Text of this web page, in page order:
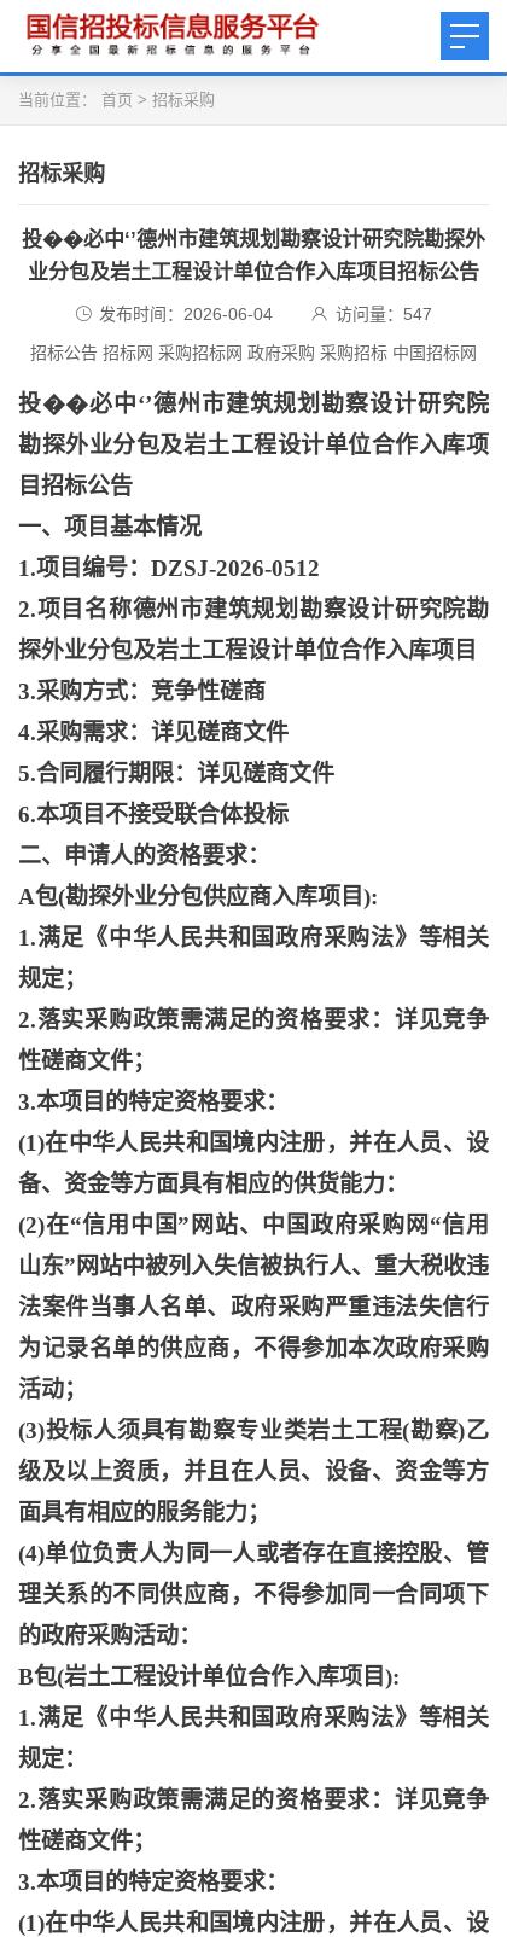
当前位置： 首页 > 招标采购
招标采购
投��必中‘’德州市建筑规划勘察设计研究院勘探外
业分包及岩土工程设计单位合作入库项目招标公告
发布时间：2026-06-04 访问量： 547
招标公告 招标网 采购招标网 政府采购 采购招标 中国招标网
投��必中‘’德州市建筑规划勘察设计研究院
勘探外业分包及岩土工程设计单位合作入库项
目招标公告
一、项目基本情况
1.项目编号：DZSJ-2026-0512
2.项目名称德州市建筑规划勘察设计研究院勘
探外业分包及岩土工程设计单位合作入库项目
3.采购方式：竞争性磋商
4.采购需求：详见磋商文件
5.合同履行期限：详见磋商文件
6.本项目不接受联合体投标
二、申请人的资格要求：
A包(勘探外业分包供应商入库项目):
1.满足《中华人民共和国政府采购法》等相关
规定；
2.落实采购政策需满足的资格要求：详见竞争
性磋商文件；
3.本项目的特定资格要求：
(1)在中华人民共和国境内注册，并在人员、设
备、资金等方面具有相应的供货能力：
(2)在“信用中国”网站、中国政府采购网“信用
山东”网站中被列入失信被执行人、重大税收违
法案件当事人名单、政府采购严重违法失信行
为记录名单的供应商，不得参加本次政府采购
活动；
(3)投标人须具有勘察专业类岩土工程(勘察)乙
级及以上资质，并且在人员、设备、资金等方
面具有相应的服务能力；
(4)单位负责人为同一人或者存在直接控股、管
理关系的不同供应商，不得参加同一合同项下
的政府采购活动：
B包(岩土工程设计单位合作入库项目):
1.满足《中华人民共和国政府采购法》等相关
规定：
2.落实采购政策需满足的资格要求：详见竟争
性磋商文件；
3.本项目的特定资格要求：
(1)在中华人民共和国境内注册，并在人员、设